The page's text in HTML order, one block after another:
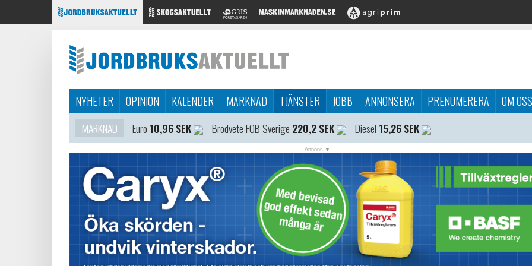
NYHETER OPINION KALENDER MARKNAD TJÄNSTER JOBB ANNONSERA PRENUMERERA
OM OSS
MARKNAD
Euro 10,96 SEK Brödvete FOB Sverige 220,2 SEK Diesel 15,26 SEK